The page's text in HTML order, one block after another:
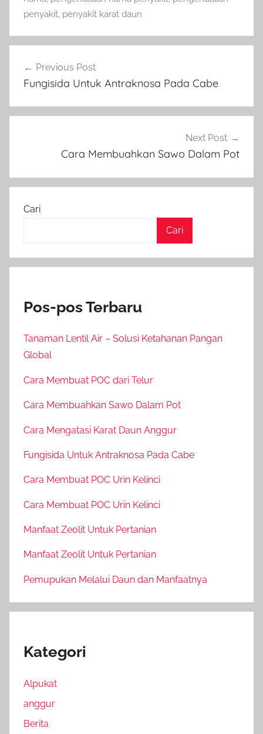
penyakit, penyakit karat daun
pos
Previous Post
Fungisida Untuk Antraknosa Pada Cabe
Next Post
Cara Membuahkan Sawo Dalam Pot
Cari
Cari
Pos-pos Terbaru
Tanaman Lentil Air – Solusi Ketahanan Pangan
Global
Cara Membuat POC dari Telur
Cara Membuahkan Sawo Dalam Pot
Cara Mengatasi Karat Daun Anggur
Fungisida Untuk Antraknosa Pada Cabe
Cara Membuat POC Urin Kelinci
Cara Membuat POC Urin Kelinci
Manfaat Zeolit Untuk Pertanian
Manfaat Zeolit Untuk Pertanian
Pemupukan Melalui Daun dan Manfaatnya
Kategori
Alpukat
anggur
Berita